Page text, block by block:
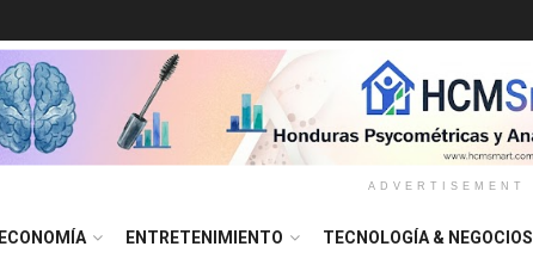
ADVERTISEMENT
ECONOMÍA ENTRETENIMIENTO TECNOLOGÍA & NEGOCIOS